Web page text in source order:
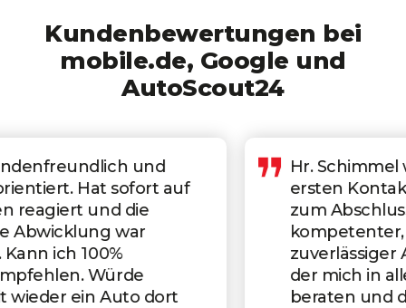
Kundenbewertungen bei
mobile.de, Google und
AutoScout24
Hr. Schimmel war von der
ersten Kontaktaufnahme bis
zum Abschluss ein absolut
kompetenter, schneller und
zuverlässiger Ansprechpartner,
der mich in allen Fragen gut
beraten und den Kauf perfekt